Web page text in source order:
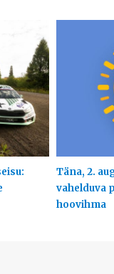
Täna, 2.
vahelduva
hoovihma